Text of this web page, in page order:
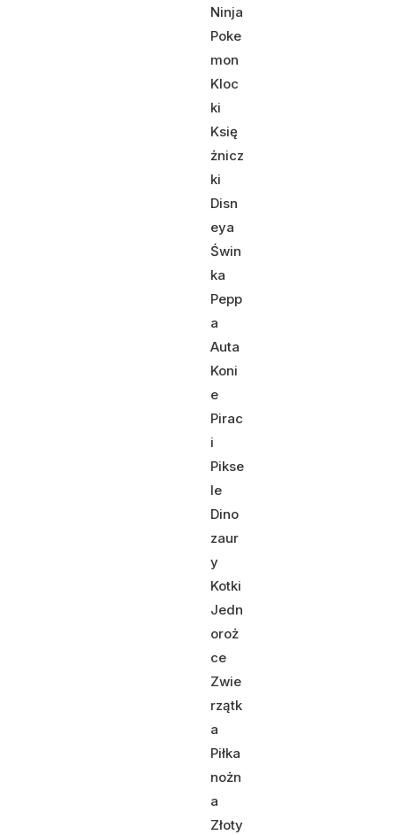
Ninja
Poke
mon
Kloc
ki
Księ
żnicz
ki
Disn
eya
Świn
ka
Pepp
a
Auta
Koni
e
Pirac
i
Pikse
le
Dino
zaur
y
Kotki
Jedn
oroż
ce
Zwie
rzątk
a
Piłka
nożn
a
Złoty